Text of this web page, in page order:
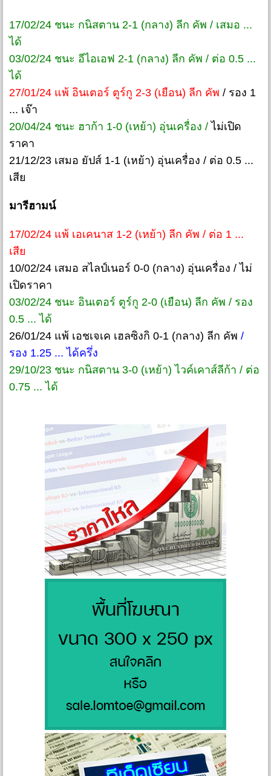
17/02/24 ชนะ กนิสตาน 2-1 (กลาง) ลีก คัพ / เสมอ ...
ได้
03/02/24 ชนะ อีไอเอฟ 2-1 (กลาง) ลีก คัพ / ต่อ 0.5 ...
ได้
27/01/24 แพ้ อินเตอร์ ตูร์กู 2-3 (เยือน) ลีก คัพ / รอง 1
... เจ๊า
20/04/24 ชนะ ฮาก้า 1-0 (เหย้า) อุ่นเครื่อง / ไม่เปิด
ราคา
21/12/23 เสมอ ยัปส์ 1-1 (เหย้า) อุ่นเครื่อง / ต่อ 0.5 ...
เสีย
มารีฮามน์
17/02/24 แพ้ เอเคนาส 1-2 (เหย้า) ลีก คัพ / ต่อ 1 ...
เสีย
10/02/24 เสมอ สไลป์เนอร์ 0-0 (กลาง) อุ่นเครื่อง / ไม่
เปิดราคา
03/02/24 ชนะ อินเตอร์ ตูร์กู 2-0 (เยือน) ลีก คัพ / รอง
0.5 ... ได้
26/01/24 แพ้ เอชเจเค เฮลซิงกิ 0-1 (กลาง) ลีก คัพ /
รอง 1.25 ... ได้ครึ่ง
29/10/23 ชนะ กนิสตาน 3-0 (เหย้า) ไวค์เคาส์ลีก้า / ต่อ
0.75 ... ได้